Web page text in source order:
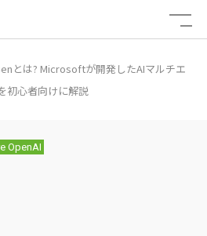
とは? Microsoftが開発したAIマルチエ
初心者向けに解説
OpenAI